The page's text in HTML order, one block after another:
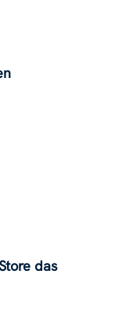
das